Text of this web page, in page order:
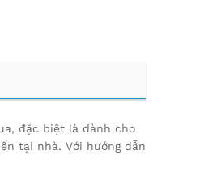
đặc biệt là dành cho
tại nhà. Với hướng dẫn